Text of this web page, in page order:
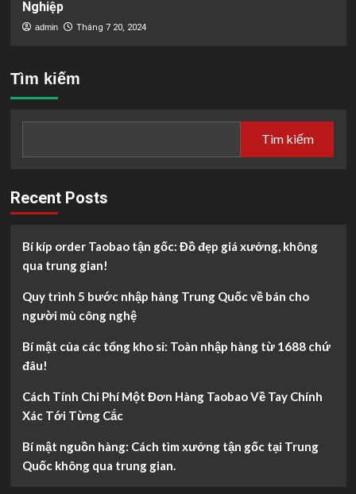
Nghiệp
admin Tháng 7 20, 2024
Tìm kiếm
Tìm kiếm
Recent Posts
Bí kíp order Taobao tận gốc: Đồ đẹp giá xưởng, không
qua trung gian!
Quy trình 5 bước nhập hàng Trung Quốc về bán cho
người mù công nghệ
Bí mật của các tổng kho sỉ: Toàn nhập hàng từ 1688 chứ
đâu!
Cách Tính Chi Phí Một Đơn Hàng Taobao Về Tay Chính
Xác Tới Từng Cắc
Bí mật nguồn hàng: Cách tìm xưởng tận gốc tại Trung
Quốc không qua trung gian.